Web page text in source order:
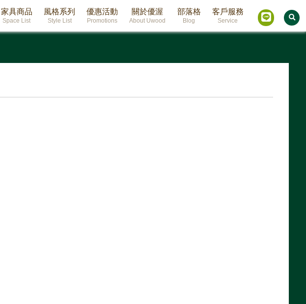
家具商品
Space List
風格系列
Style List
優惠活動
Promotions
關於優渥
About Uwood
部落格
Blog
客戶服務
Service